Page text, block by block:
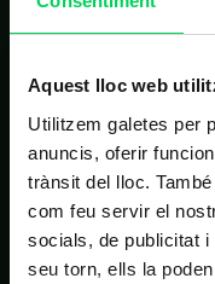
Aquest lloc web
Utilitzem galetes per
anuncis, oferir
trànsit del lloc.
com feu servir el
socials, de publicitat i
seu torn, ells la
NAVEGACIÓ
Inici
Estudis